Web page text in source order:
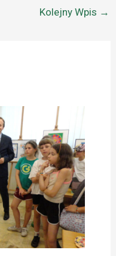
Kolejny Wpis →